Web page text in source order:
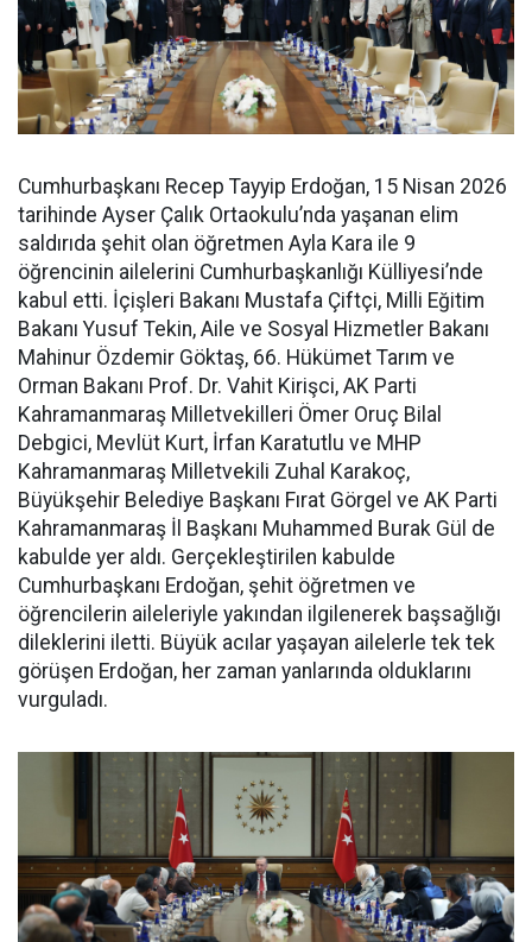
Cumhurbaşkanı Recep Tayyip Erdoğan, 15 Nisan 2026
tarihinde Ayser Çalık Ortaokulu’nda yaşanan elim
saldırıda şehit olan öğretmen Ayla Kara ile 9
öğrencinin ailelerini Cumhurbaşkanlığı Külliyesi’nde
kabul etti. İçişleri Bakanı Mustafa Çiftçi, Milli Eğitim
Bakanı Yusuf Tekin, Aile ve Sosyal Hizmetler Bakanı
Mahinur Özdemir Göktaş, 66. Hükümet Tarım ve
Orman Bakanı Prof. Dr. Vahit Kirişci, AK Parti
Kahramanmaraş Milletvekilleri Ömer Oruç Bilal
Debgici, Mevlüt Kurt, İrfan Karatutlu ve MHP
Kahramanmaraş Milletvekili Zuhal Karakoç,
Büyükşehir Belediye Başkanı Fırat Görgel ve AK Parti
Kahramanmaraş İl Başkanı Muhammed Burak Gül de
kabulde yer aldı. Gerçekleştirilen kabulde
Cumhurbaşkanı Erdoğan, şehit öğretmen ve
öğrencilerin aileleriyle yakından ilgilenerek başsağlığı
dileklerini iletti. Büyük acılar yaşayan ailelerle tek tek
görüşen Erdoğan, her zaman yanlarında olduklarını
vurguladı.